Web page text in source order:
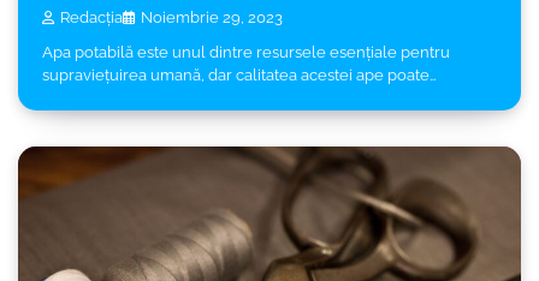
Redacția
Noiembrie 29, 2023
Apa potabilă este unul dintre resursele esențiale pentru
supraviețuirea umană, dar calitatea acestei ape poate…